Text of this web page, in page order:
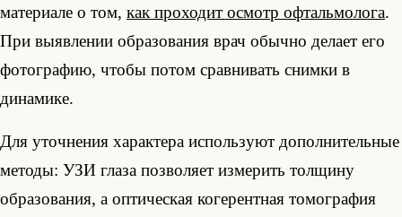
материале о том, как проходит осмотр офтальмолога.
При выявлении образования врач обычно делает его
фотографию, чтобы потом сравнивать снимки в
динамике.
Для уточнения характера используют дополнительные
методы: УЗИ глаза позволяет измерить толщину
образования, а оптическая когерентная томография